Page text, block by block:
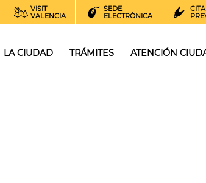
VISIT
VALENCIA
SEDE
ELECTRÓNICA
CITA
LA CIUDAD TRÁMITES ATENCIÓN